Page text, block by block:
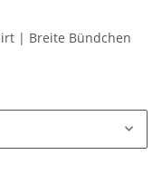
| Breite Bündchen